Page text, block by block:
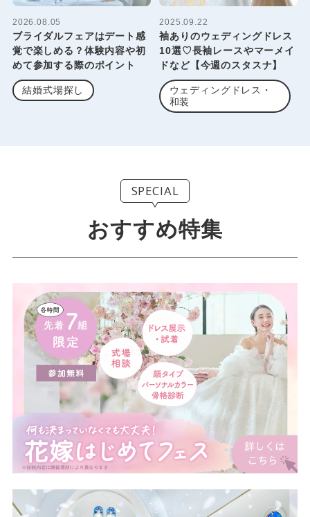
2026.08.05
ブライダルフェアはデート感
覚で楽しめる？体験内容や初
めて参加する際のポイント
結婚式場探し
2025.09.22
袖ありのウェディングドレス
10選♡長袖レースやマーメイ
ドなど【今週のスタスナ】
ウェディングドレス・
和装
SPECIAL
おすすめ特集